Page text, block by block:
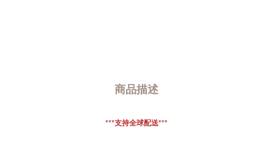
商品描述
***支持全球配送***